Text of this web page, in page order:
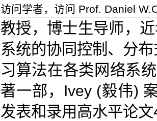
访问学者，访问 Prof. Daniel
教授，博士生导师，
系统的协同控制、分
习算法在各类网络系
著一部，Ivey (毅伟)
发表和录用高水平论